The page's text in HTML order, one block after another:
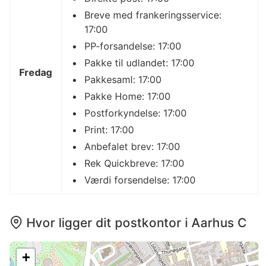
Fredag
Breve med frankeringsservice:
17:00
PP-forsandelse: 17:00
Pakke til udlandet: 17:00
Pakkesaml: 17:00
Pakke Home: 17:00
Postforkyndelse: 17:00
Print: 17:00
Anbefalet brev: 17:00
Rek Quickbreve: 17:00
Værdi forsendelse: 17:00
Hvor ligger dit postkontor i Aarhus C
+